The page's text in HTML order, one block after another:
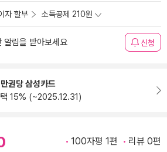
자 할부 소득공제 210원
알림을 받아보세요 신청
권당 삼성카드
15% (~2025.12.31)
100자평 1편 리뷰 0편